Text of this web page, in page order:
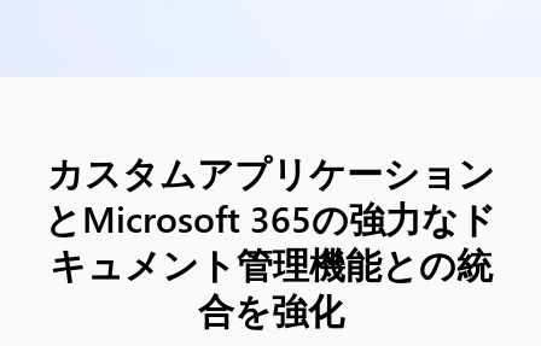
カスタムアプリケーション
とMicrosoft 365の強力なド
キュメント管理機能との統
合を強化